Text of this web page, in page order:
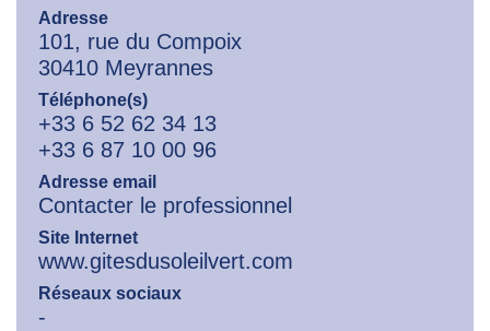
Adresse
101, rue du Compoix
30410 Meyrannes
Téléphone(s)
+33 6 52 62 34 13
+33 6 87 10 00 96
Adresse email
Contacter le professionnel
Site Internet
www.gitesdusoleilvert.com
Réseaux sociaux
-